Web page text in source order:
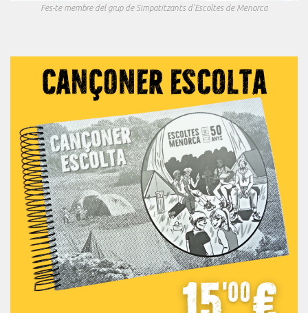
Fes-te membre del grup de Simpatitzants d'Escoltes de Menorca